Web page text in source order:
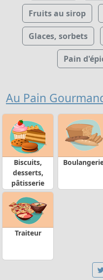
Fruits au sirop
Glaces, sorbets
Pain
Au Pain
Biscuits,
desserts,
pâtisserie
Traiteur